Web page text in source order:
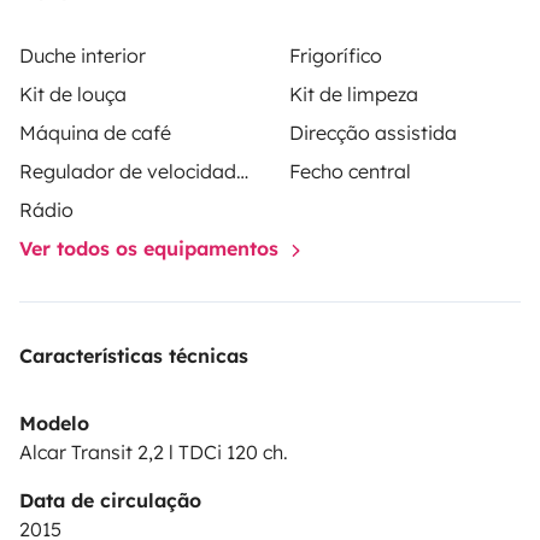
información no dudéis en poneros en contacto
conmigo.
Duche interior
Frigorífico
Kit de louça
Kit de limpeza
Máquina de café
Direcção assistida
Regulador de velocidade / Cruise Control
Fecho central
Rádio
Ver todos os equipamentos
Características técnicas
Modelo
Alcar Transit 2,2 l TDCi 120 ch.
Data de circulação
2015